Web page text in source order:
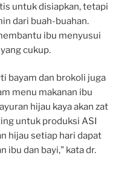
untuk disiapkan, tetapi
dari buah-buahan.
ibu menyusui
cukup.
bayam dan brokoli juga
menu makanan ibu
hijau kaya akan zat
untuk produksi ASI
hijau setiap hari dapat
ibu dan bayi,” kata dr.